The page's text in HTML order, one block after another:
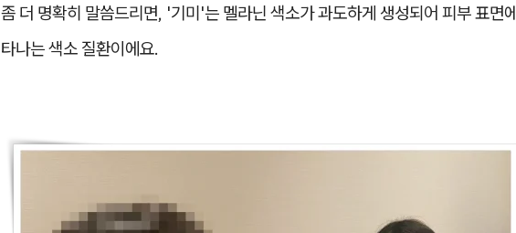
좀 더 명확히 말씀드리면, '기미'는 멜라닌 색소가 과도하게 생성되어 피부 표면
타나는 색소 질환이에요.